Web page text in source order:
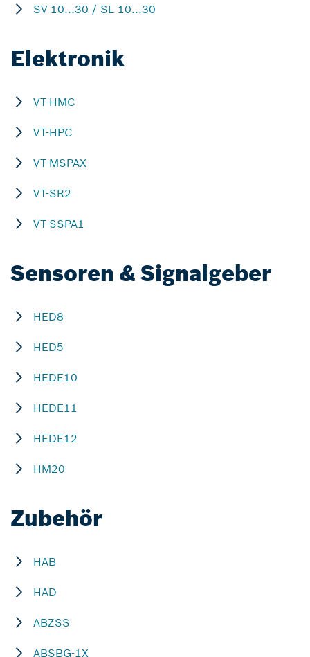
SV 10...30 / SL 10...30
Elektronik
VT-HMC
VT-HPC
VT-MSPAX
VT-SR2
VT-SSPA1
Sensoren & Signalgeber
HED8
HED5
HEDE10
HEDE11
HEDE12
HM20
Zubehör
HAB
HAD
ABZSS
ABSBG-1X